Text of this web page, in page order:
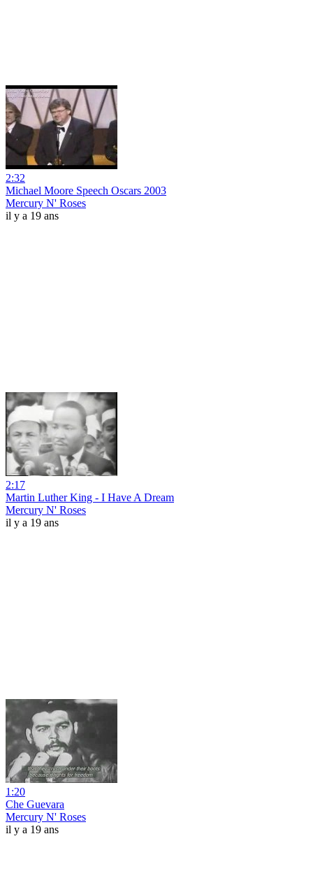
2:32
Michael Moore Speech Oscars 2003
Mercury N' Roses
il y a 19 ans
2:17
Martin Luther King - I Have A Dream
Mercury N' Roses
il y a 19 ans
1:20
Che Guevara
Mercury N' Roses
il y a 19 ans